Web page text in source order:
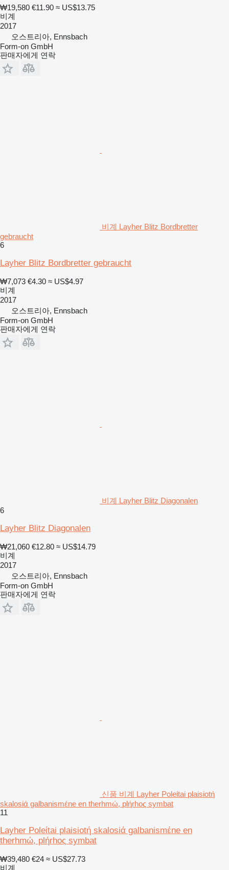
₩19,580 €11.90 ≈ US$13.75
비계
2017
오스트리아, Ennsbach
Form-on GmbH
판매자에게 연락
비계 Layher Blitz Bordbretter
gebraucht
6
Layher Blitz Bordbretter gebraucht
₩7,073 €4.30 ≈ US$4.97
비계
2017
오스트리아, Ennsbach
Form-on GmbH
판매자에게 연락
비계 Layher Blitz Diagonalen
6
Layher Blitz Diagonalen
₩21,060 €12.80 ≈ US$14.79
비계
2017
오스트리아, Ennsbach
Form-on GmbH
판매자에게 연락
신품 비계 Layher Poleίtai plaisiotή
skalosiά galbanismέne en therhmώ, plήrhoς symbat
11
Layher Poleίtai plaisiotή skalosiά galbanismέne en
therhmώ, plήrhoς symbat
₩39,480 €24 ≈ US$27.73
비계